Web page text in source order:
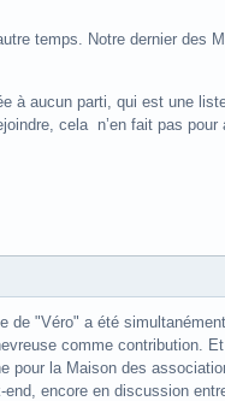
temps. Notre dernier des
à aucun parti, qui est une
cela n’en fait pas pour
de "Véro" a été
comme contribution.
pour la Maison des
encore en discussion